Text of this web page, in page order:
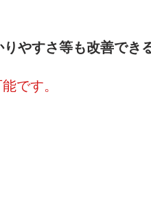
りやすさ等も改善でき
です。